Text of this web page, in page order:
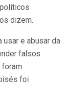
dizem.
usar e abusar da
falsos
foi